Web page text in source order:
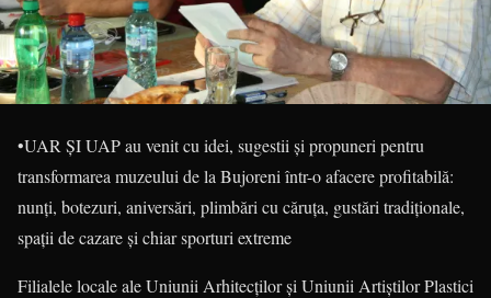
•UAR ŞI UAP au venit cu idei, sugestii şi propuneri pentru
transformarea muzeului de la Bujoreni într-o afacere profitabilă:
nunţi, botezuri, aniversări, plimbări cu căruţa, gustări tradiţionale,
spaţii de cazare şi chiar sporturi extreme
Filialele locale ale Uniunii Arhitecţilor şi Uniunii Artiştilor Plastici